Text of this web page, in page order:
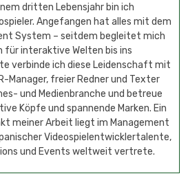
dritten Lebensjahr bin ich
Angefangen hat alles mit dem
System – seitdem begleitet mich
für interaktive Welten bis ins
verbinde ich diese Leidenschaft mit
Manager, freier Redner und Texter
und Medienbranche und betreue
Köpfe und spannende Marken. Ein
meiner Arbeit liegt im Management
Videospielentwicklertalente,
und Events weltweit vertrete.